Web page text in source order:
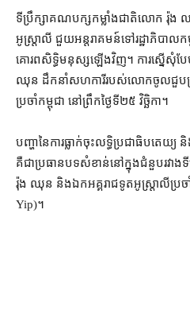
ទីប្រឹក្សា​គណបក្ស​កម្លាំង​ជាតិ​លោក រ៉ុង
អូស្ត្រាលី ជួយ​អន្តរាគមន៍​ទៅ​រដ្ឋាភិបាល​ក
គោរព​សិទ្ធិមនុស្ស​ឡើងវិញ។ ការ​ស្នើសុំ​បែ
ឈុន ដឹកនាំ​សហការី​របស់​លោក​ចូល​ជួប​ប្រ
ប្រចាំ​កម្ពុជា នៅ​ព្រឹក​ថ្ងៃទី​២៥ វិច្ឆិកា។
បញ្ហា​នៃ​ការ​ធ្លាក់​ចុះ​លទ្ធិប្រជាធិបតេយ្
គឺជា​ប្រធានបទ​សំខាន់​នៅក្នុង​ជំនួប​រវា
រ៉ុង ឈុន និង​ឯកអគ្គរាជទូត​អូស្ត្រាលី​ប្រ
Yip)។